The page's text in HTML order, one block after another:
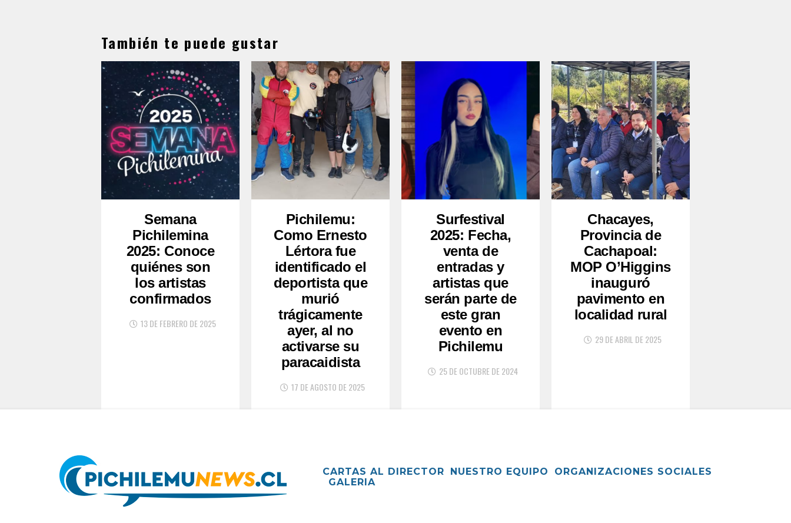
También te puede gustar
Semana
Pichilemina
2025: Conoce
quiénes son
los artistas
confirmados
13 DE FEBRERO DE 2025
Pichilemu:
Como Ernesto
Lértora fue
identificado el
deportista que
murió
trágicamente
ayer, al no
activarse su
paracaidista
17 DE AGOSTO DE 2025
Surfestival
2025: Fecha,
venta de
entradas y
artistas que
serán parte de
este gran
evento en
Pichilemu
25 DE OCTUBRE DE 2024
Chacayes,
Provincia de
Cachapoal:
MOP O’Higgins
inauguró
pavimento en
localidad rural
29 DE ABRIL DE 2025
CARTAS AL DIRECTOR NUESTRO EQUIPO
ORGANIZACIONES SOCIALES
GALERIA